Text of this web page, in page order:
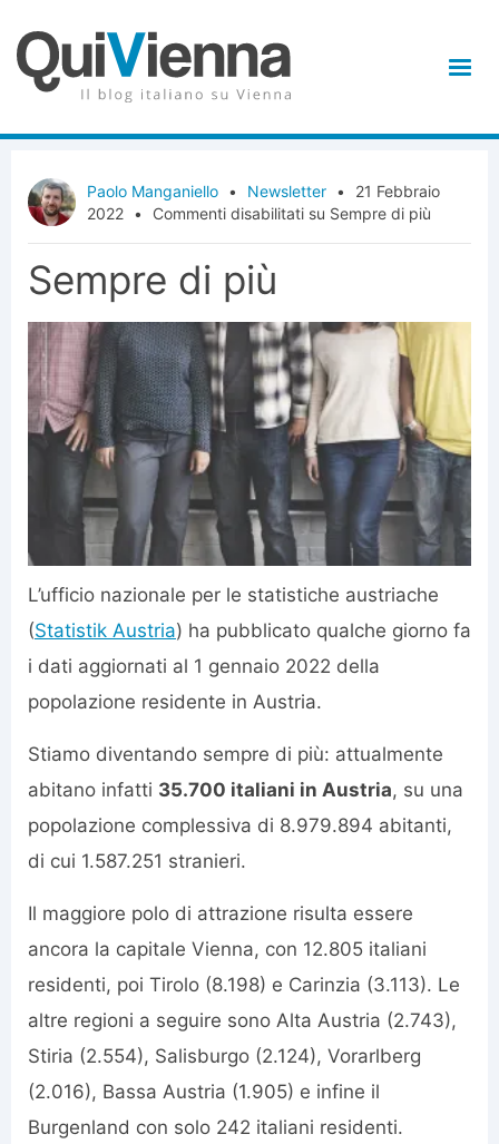
Paolo Manganiello • Newsletter •
21 Febbraio
2022 • Commenti disabilitati su Sempre di più
Sempre di più
L’ufficio nazionale per le statistiche austriache
(Statistik Austria) ha pubblicato qualche giorno fa
i dati aggiornati al 1 gennaio 2022 della
popolazione residente in Austria.
Stiamo diventando sempre di più: attualmente
abitano infatti 35.700 italiani in Austria, su una
popolazione complessiva di 8.979.894 abitanti,
di cui 1.587.251 stranieri.
Il maggiore polo di attrazione risulta essere
ancora la capitale Vienna, con 12.805 italiani
residenti, poi Tirolo (8.198) e Carinzia (3.113). Le
altre regioni a seguire sono Alta Austria (2.743),
Stiria (2.554), Salisburgo (2.124), Vorarlberg
(2.016), Bassa Austria (1.905) e infine il
Burgenland con solo 242 italiani residenti.